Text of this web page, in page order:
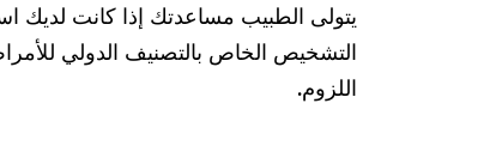
يتولى الطبيب مساعدتك إذا كانت
اللزوم.